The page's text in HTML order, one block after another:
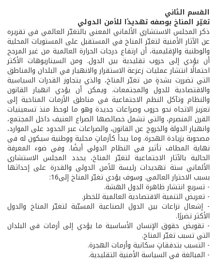
القسم الثاني
تغيّر المناخ بوصفه تهديدًا للأمن الدولي
ذكر المجلس الاستشاري الألماني المعني بالتغيّر العالمي في تقريره
عن الآثار الأمنية لتغيّر المناخ في المستقبل على المستويات المحلية
والوطنية والإقليمية، أن ارتفاع درجات الحرارة العالمية من غير المرجح
أن يؤدي إلى حروب تقليدية بين الدول. ومن السيناريوهات الأكثر
احتمالًا انتشار عمليات زعزعة الاستقرار والانهيار في البلدان والمناطق
التي تضررت بشدةٍ من تغيّر المناخ، والذي يتجاوز القدرات السياسية
والاقتصادية للدول والمجتمعات. ويمكن أن يؤدي انهيار القانون
والنظام وتآكل النظم الاجتماعية في مناطق الأزمات المناخية إلى
تعزيز الاتجاه نحو حروب وصراعات جديدة وهو ما لوحظ منذ تسعينيات
القرن المنصرم، والتي تشمل خصائصها الصراع العنيف داخل المجتمع،
وانهيار الدولة والخروج عن القانون، والصراعات عبر الحدود على الموارد،
مصحوبة بزيادة الهجرة. وما يبدأ كأزماتٍ محلية ووطنية سيكون له في
نهاية المطاف تأثير في النظام الدولي أيضًا. وفي ضوء المعرفة
الحالية بالآثار الاجتماعية لتغيّر المناخ، يحدد المجلس الاستشاري
الألماني ستة تهديدات رئيسة للأمن الدولي والقدرة على إحداثها
بسبب الاحترار العالمي. وسوف يؤدي تغيّر المناخ إلى16:
- تسريع انتشار ظاهرة الدول الهشة.
- تعريض التنمية الاقتصادية العالمية للخطر.
- إشعال نزاعات بين الدول الصناعية المسبّبة لتغيّر المناخ والدول
الأكثر تضررًا.
- تقويض حقوق الإنسان الأساسية ما يؤدي إلى أزمات في البلدان
التي تسبب تغيّر المناخ.
- التسبب بتدفقاتٍ سكانية وأزمات الهجرة.
- المبالغة في السياسة الأمنية التقليدية.